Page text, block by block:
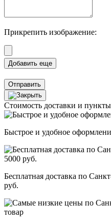
Прикрепить изображение:
Отправить
Стоимость доставки и
Быстрое и удобное
Бесплатная доставка по
руб.